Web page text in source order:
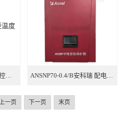
ARTM-D1变配电柜温度控制器 ANSNP70-0.4/B安科瑞 配电末端电能质量综合治理器
一页 下一页 末页